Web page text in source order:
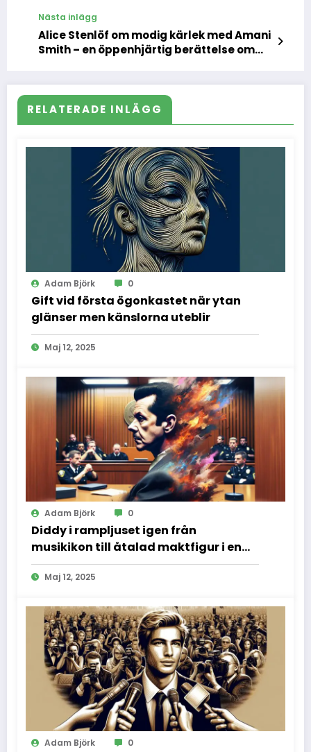
Nästa inlägg
Alice Stenlöf om modig kärlek med Amani
Smith – en öppenhjärtig berättelse om
RELATERADE INLÄGG
Adam Björk 0
Gift vid första ögonkastet när ytan
glänser men känslorna uteblir
Maj 12, 2025
Adam Björk 0
Diddy i rampljuset igen från
musikikon till åtalad maktfigur i en
dramatisk rättssal
Maj 12, 2025
Adam Björk 0